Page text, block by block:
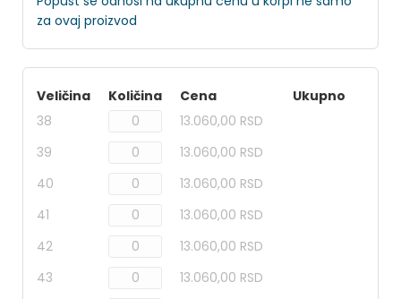
za ovaj proizvod
Veličina Količina Cena
Ukupno
38
13.060,00 RSD
39
13.060,00 RSD
40
13.060,00 RSD
41
13.060,00 RSD
42
13.060,00 RSD
43
13.060,00 RSD